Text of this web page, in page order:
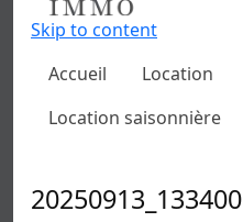
Skip to content
Accueil
Location
Location saisonnière
20250913_133400